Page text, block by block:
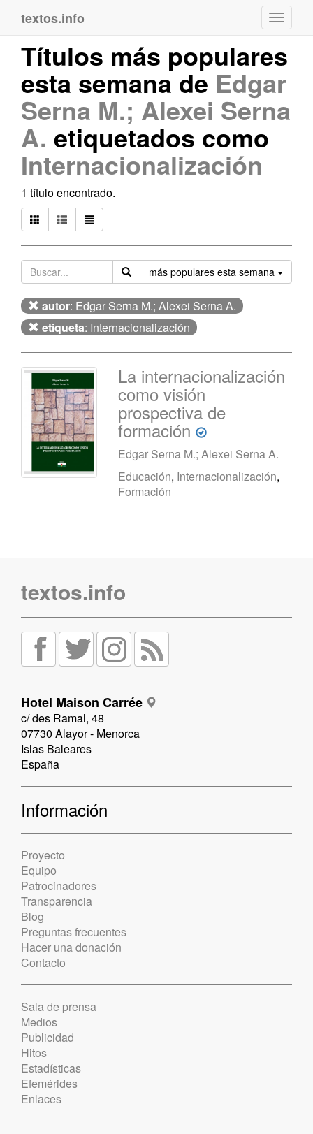
textos.info
Títulos más populares
esta semana de Edgar
Serna M.; Alexei Serna
A. etiquetados como
Internacionalización
1 título encontrado.
más populares esta semana
autor: Edgar Serna M.; Alexei Serna A.
etiqueta: Internacionalización
La internacionalización
como visión
prospectiva de
formación
Edgar Serna M.; Alexei Serna A.
Educación, Internacionalización,
Formación
textos.info
Hotel Maison Carrée
c/ des Ramal, 48
07730 Alayor - Menorca
Islas Baleares
España
Información
Proyecto
Equipo
Patrocinadores
Transparencia
Blog
Preguntas frecuentes
Hacer una donación
Contacto
Sala de prensa
Medios
Publicidad
Hitos
Estadísticas
Efemérides
Enlaces